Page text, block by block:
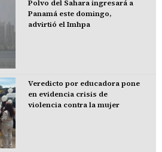
Polvo del Sahara ingresará a
Panamá este domingo,
advirtió el Imhpa
Veredicto por educadora pone
en evidencia crisis de
violencia contra la mujer